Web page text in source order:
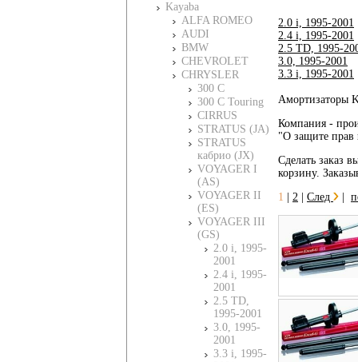
Kayaba
ALFA ROMEO
AUDI
BMW
CHEVROLET
CHRYSLER
300 C
300 C Touring
CIRRUS
STRATUS (JA)
STRATUS
кабрио (JX)
VOYAGER I
(AS)
VOYAGER II
(ES)
VOYAGER III
(GS)
2.0 i, 1995-
2001
2.4 i, 1995-
2001
2.5 TD,
1995-2001
3.0, 1995-
2001
3.3 i, 1995-
2.0 i, 1995-2001
2.4 i, 1995-2001
2.5 TD, 1995-
3.0, 1995-2001
3.3 i, 1995-2001
Амортизаторы
Компания -
"О защите прав
Сделать заказ
корзину.
1
2 След